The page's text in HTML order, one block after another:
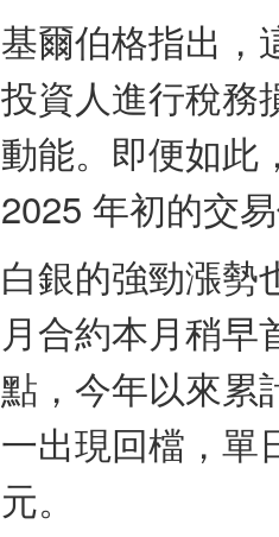
基爾伯格指出，
投資人進行稅務
動能。即便如此
2025 年初的交
白銀的強勁漲勢
月合約本月稍
點，今年以來累
一出現回檔，單
元。